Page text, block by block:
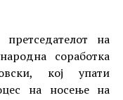
на
соработка
кој упати
на носење на